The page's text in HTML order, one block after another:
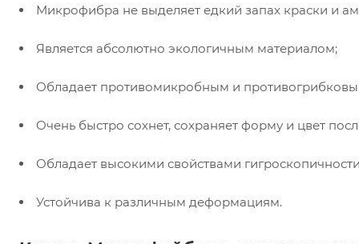
Микрофибра не выделяет едкий запах краски и
Является абсолютно экологичным материалом;
Обладает противомикробным и
Очень быстро сохнет, сохраняет форму и цвет
Обладает высокими свойствами
Устойчива к различным деформациям.